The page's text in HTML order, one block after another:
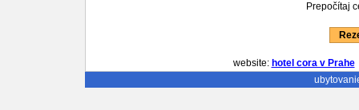
Prepočítaj
website: hotel cora v Prahe